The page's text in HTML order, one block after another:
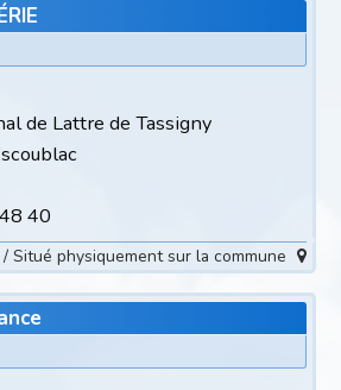
de Lattre de Tassigny
40
Situé physiquement sur la commune